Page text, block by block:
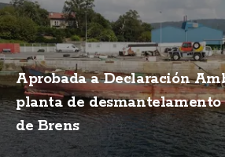
Aprobada a Declaración
planta de
de Brens